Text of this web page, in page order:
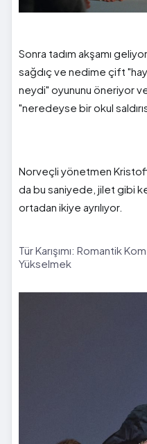
Sonra tadım akşamı
sağdıç ve nedime çift
neydi" oyununu öneriyor
"neredeyse bir okul
Norveçli yönetmen
da bu saniyede, jilet gibi
ortadan ikiye ayrılıyor.
Tür Karışımı: Romantik
Yükselmek